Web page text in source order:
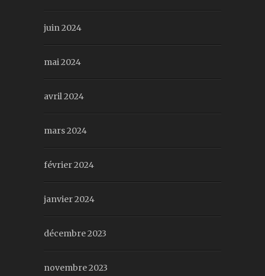
juin 2024
mai 2024
avril 2024
mars 2024
février 2024
janvier 2024
décembre 2023
novembre 2023